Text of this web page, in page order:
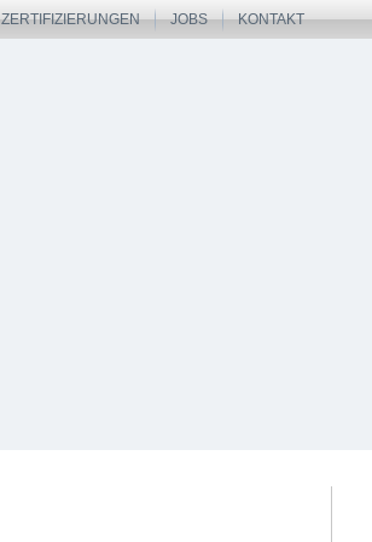
ZERTIFIZIERUNGEN JOBS KONTAKT